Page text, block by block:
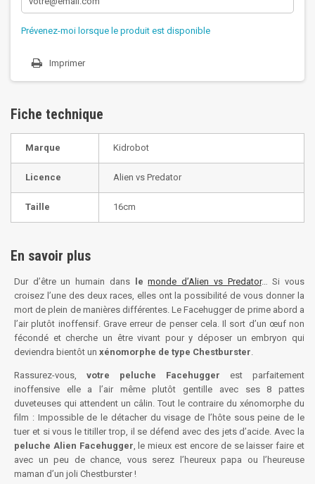
Prévenez-moi lorsque le produit est disponible
Imprimer
Fiche technique
Marque Kidrobot
Licence Alien vs Predator
Taille 16cm
En savoir plus
Dur d’être un humain dans lemonde d’Alien vs Predator… Si vous
croisez l’une des deux races, elles ont la possibilité de vous donner la
mort de plein de manières différentes. Le Facehugger de prime abord a
l’air plutôt inoffensif. Grave erreur de penser cela. Il sort d’un œuf non
fécondé et cherche un être vivant pour y déposer un embryon qui
deviendra bientôt un xénomorphe de type Chestburster.
Rassurez-vous, votre peluche Facehugger est parfaitement
inoffensive elle a l’air même plutôt gentille avec ses 8 pattes
duveteuses qui attendent un câlin. Tout le contraire du xénomorphe du
film : Impossible de le détacher du visage de l’hôte sous peine de le
tuer et si vous le titiller trop, il se défend avec des jets d’acide. Avec la
peluche Alien Facehugger, le mieux est encore de se laisser faire et
avec un peu de chance, vous serez l’heureux papa ou l’heureuse
maman d’un joli Chestburster !